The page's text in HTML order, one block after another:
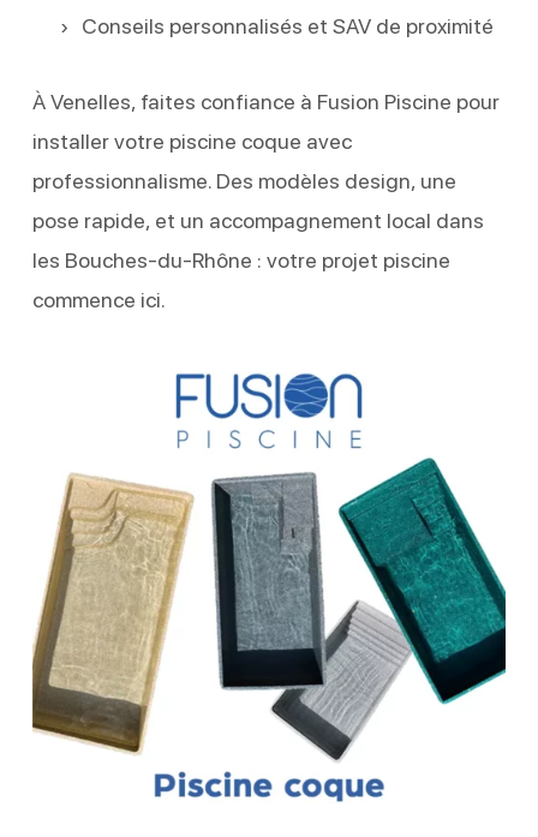
Conseils personnalisés et SAV de proximité
À Venelles, faites confiance à Fusion Piscine pour
installer votre piscine coque avec
professionnalisme. Des modèles design, une
pose rapide, et un accompagnement local dans
les Bouches-du-Rhône : votre projet piscine
commence ici.